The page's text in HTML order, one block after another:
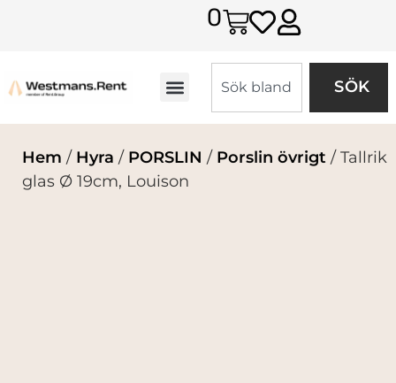
0
SÖK
Hem / Hyra / PORSLIN / Porslin övrigt / Tallrik
glas Ø 19cm, Louison